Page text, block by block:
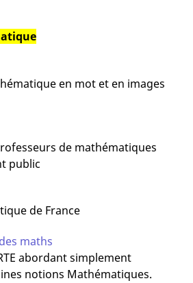
en mot et en images
de mathématiques
public
de France
maths
abordant simplement
notions Mathématiques.